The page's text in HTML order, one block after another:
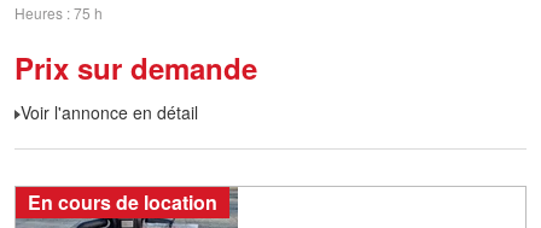
Heures 75 h
Prix sur demande
Voir l'annonce en détail
En cours de location